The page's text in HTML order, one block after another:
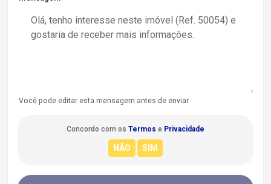
Você pode editar esta mensagem antes de enviar.
Concordo com os Termos e Privacidade